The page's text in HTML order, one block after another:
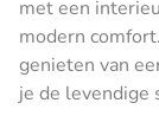
met een
modern
genieten van
je de levendige